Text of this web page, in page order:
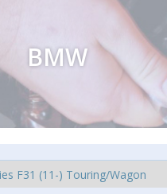
BMW